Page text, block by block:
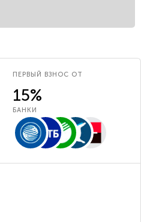
ПЕРВЫЙ ВЗНОС ОТ
15%
БАНКИ